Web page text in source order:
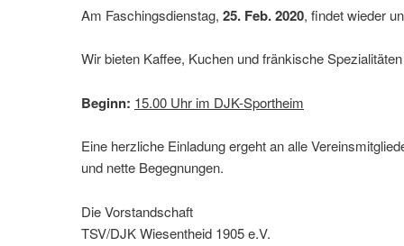
Am Faschingsdienstag, 25. Feb. 2020, findet wieder
Wir bieten Kaffee, Kuchen und fränkische
Beginn: 15.00 Uhr im DJK-Sportheim
Eine herzliche Einladung ergeht an alle
und nette Begegnungen.
Die Vorstandschaft
TSV/DJK Wiesentheid 1905 e.V.